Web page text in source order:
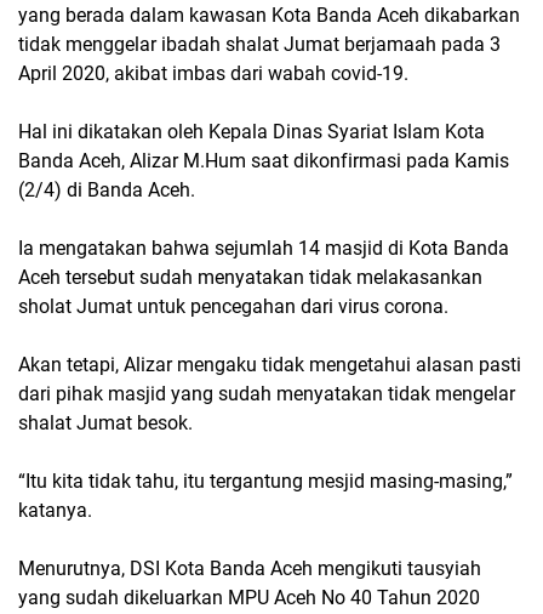
yang berada dalam kawasan Kota Banda Aceh dikabarkan
tidak menggelar ibadah shalat Jumat berjamaah pada 3
April 2020, akibat imbas dari wabah covid-19.
Hal ini dikatakan oleh Kepala Dinas Syariat Islam Kota
Banda Aceh, Alizar M.Hum saat dikonfirmasi pada Kamis
(2/4) di Banda Aceh.
Ia mengatakan bahwa sejumlah 14 masjid di Kota Banda
Aceh tersebut sudah menyatakan tidak melakasankan
sholat Jumat untuk pencegahan dari virus corona.
Akan tetapi, Alizar mengaku tidak mengetahui alasan pasti
dari pihak masjid yang sudah menyatakan tidak mengelar
shalat Jumat besok.
“Itu kita tidak tahu, itu tergantung mesjid masing-masing,”
katanya.
Menurutnya, DSI Kota Banda Aceh mengikuti tausyiah
yang sudah dikeluarkan MPU Aceh No 40 Tahun 2020